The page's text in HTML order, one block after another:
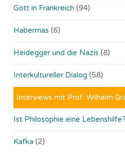
Gott in Frankreich (94)
Habermas (6)
Heidegger und die Nazis (8)
Interkultureller Dialog (58)
Interviews mit Prof. Wilhelm
Ist Philosophie eine Lebenshilfe?
Kafka (2)